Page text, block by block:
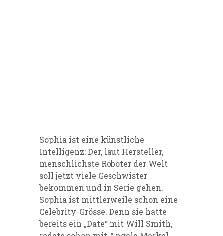
Sophia ist eine künstliche
Intelligenz: Der, laut Hersteller,
menschlichste Roboter der Welt
soll jetzt viele Geschwister
bekommen und in Serie gehen.
Sophia ist mittlerweile schon eine
Celebrity-Grösse. Denn sie hatte
bereits ein „Date“ mit Will Smith,